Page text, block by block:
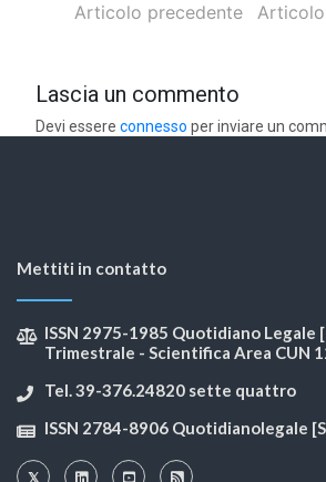
Articolo precedente
Lascia un commento
Devi essereconnesso per inviare un
Mettiti in contatto
ISSN 2975-1985 Quotidiano Legale
Trimestrale - Scientifica Area CUN
Tel. 39-376.24820 sette quattro
ISSN 2784-8906 Quotidianolegale